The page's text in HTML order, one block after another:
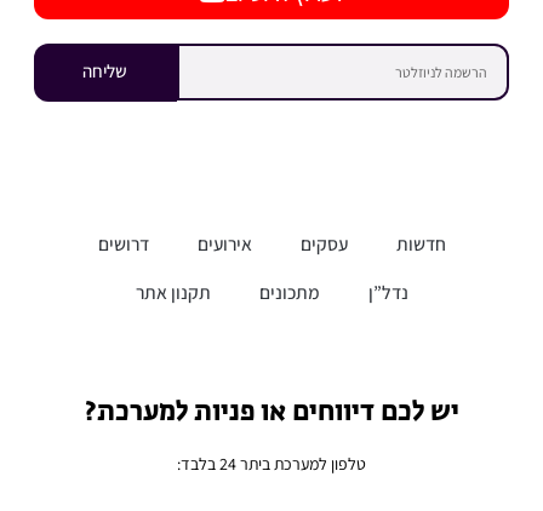
שליחה
חדשות עסקים אירועים
דרושים
נדל”ן
מתכונים תקנון אתר
יש לכם דיווחים או פניות למערכת?
טלפון למערכת ביתר 24 בלבד: